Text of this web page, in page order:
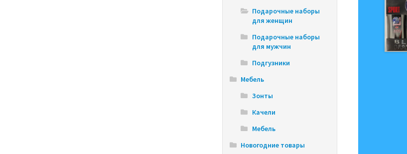
Подарочные наборы
для женщин
Подарочные наборы
для мужчин
Подгузники
Мебель
Зонты
Качели
Мебель
Новогодние товары